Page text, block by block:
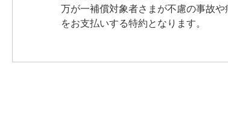
万が一補償対象者さまが不慮の事故
をお支払いする特約となります。